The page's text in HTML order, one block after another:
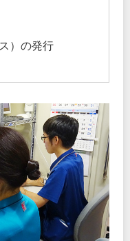
）の発行